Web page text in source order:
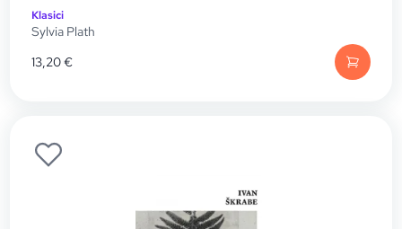
Klasici
Sylvia Plath
13,20€